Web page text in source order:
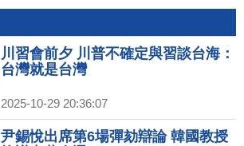
川習會前夕 川普不確定與習談台海：
台灣就是台灣
2025-10-29 20:36:07
尹錫悅出席第6場彈劾辯論 韓國教授